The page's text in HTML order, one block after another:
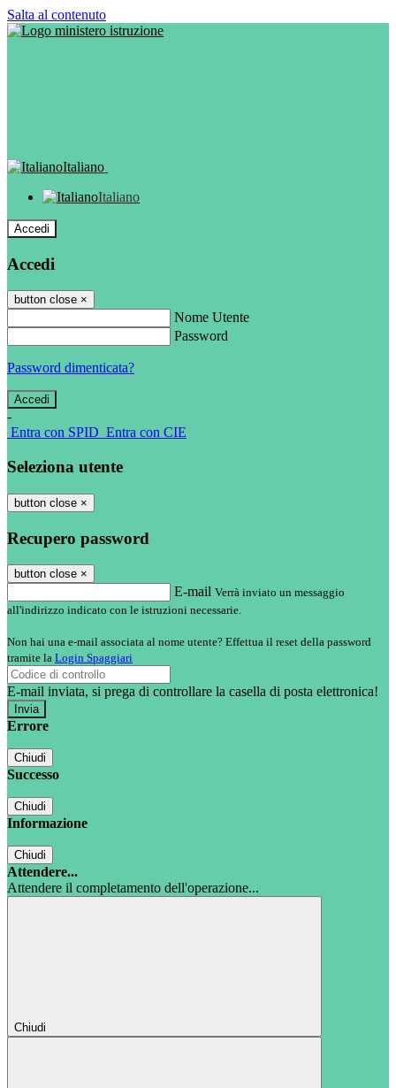
Salta al contenuto
Italiano
Italiano
Accedi
Accedi
button close ×
Nome Utente
Password
Password dimenticata?
-
Entra con SPID Entra con CIE
Seleziona utente
button close ×
Recupero password
button close ×
E-mail Verrà inviato un messaggio
all'indirizzo indicato con le istruzioni necessarie.
Non hai una e-mail associata al nome utente? Effettua il reset della password
tramite la Login Spaggiari
E-mail inviata, si prega di controllare la casella di posta elettronica!
Errore
Chiudi
Successo
Chiudi
Informazione
Chiudi
Attendere...
Attendere il completamento dell'operazione...
Chiudi